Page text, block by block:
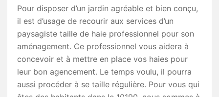
Pour disposer d’un jardin agréable et bien conçu,
il est d’usage de recourir aux services d’un
paysagiste taille de haie professionnel pour son
aménagement. Ce professionnel vous aidera à
concevoir et à mettre en place vos haies pour
leur bon agencement. Le temps voulu, il pourra
aussi procéder à se taille régulière. Pour vous qui